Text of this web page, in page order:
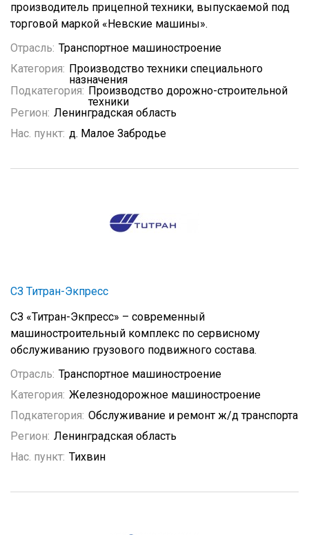
производитель прицепной техники, выпускаемой под
торговой маркой «Невские машины».
Отрасль: Транспортное машиностроение
Категория: Производство техники специального
назначения
Подкатегория: Производство дорожно-строительной
техники
Регион: Ленинградская область
Нас. пункт: д. Малое Забродье
СЗ Титран-Экпресс
СЗ «Титран-Экпресс» – современный
машиностроительный комплекс по сервисному
обслуживанию грузового подвижного состава.
Отрасль: Транспортное машиностроение
Категория: Железнодорожное машиностроение
Подкатегория: Обслуживание и ремонт ж/д транспорта
Регион: Ленинградская область
Нас. пункт: Тихвин